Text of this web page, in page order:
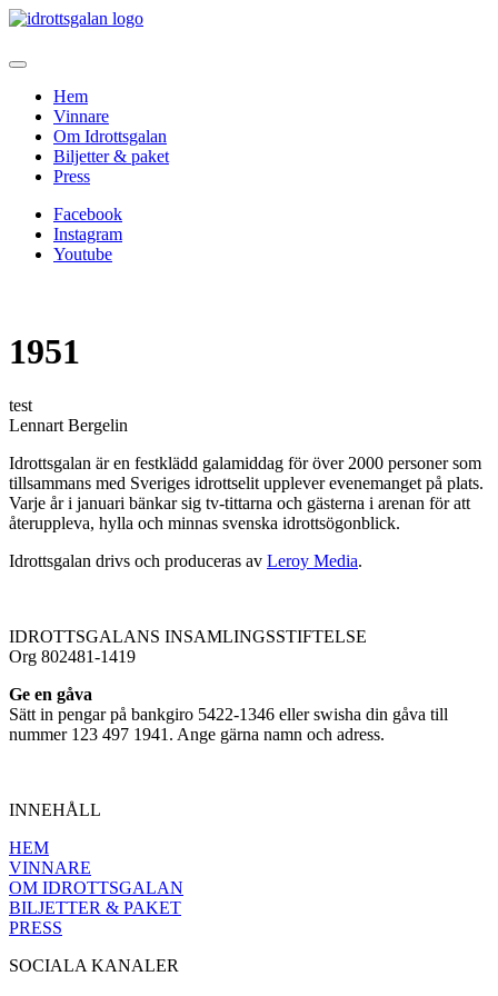
Hem
Vinnare
Om Idrottsgalan
Biljetter & paket
Press
Facebook
Instagram
Youtube
1951
test
Lennart Bergelin
Idrottsgalan är en festklädd galamiddag för över 2000 personer som
tillsammans med Sveriges idrottselit upplever evenemanget på plats.
Varje år i januari bänkar sig tv-tittarna och gästerna i arenan för att
återuppleva, hylla och minnas svenska idrottsögonblick.
Idrottsgalan drivs och produceras av Leroy Media.
IDROTTSGALANS INSAMLINGSSTIFTELSE
Org 802481-1419
Ge en gåva
Sätt in pengar på bankgiro 5422-1346 eller swisha din gåva till
nummer 123 497 1941. Ange gärna namn och adress.
INNEHÅLL
HEM
VINNARE
OM IDROTTSGALAN
BILJETTER & PAKET
PRESS
SOCIALA KANALER